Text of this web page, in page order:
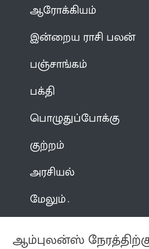
ஆரோக்கியம்
இன்றைய ராசி பலன்
பஞ்சாங்கம்
பக்தி
பொழுதுப்போக்கு
குற்றம்
அரசியல்
மேலும்
ஆம்புலன்ஸ்